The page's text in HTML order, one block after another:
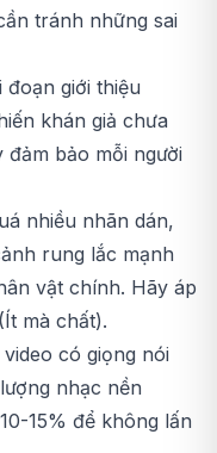
tránh những sai
đoạn giới thiệu
khán giả chưa
bảo mỗi người
nhiều nhãn dán,
rung lắc mạnh
vật chính. Hãy áp
mà chất).
video có giọng nói
nhạc nền
15% để không lấn